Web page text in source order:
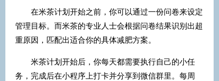
在米茶计划开始之前，你可以通过一份问卷来设定
管理目标。而米茶的专业人士会根据问卷结果识别出超
重原因，匹配出适合你的具体减肥方案。
米茶计划开始后，你每天都需要执行自己的小任
务，完成后在小程序上打卡并分享到微信群里。每周